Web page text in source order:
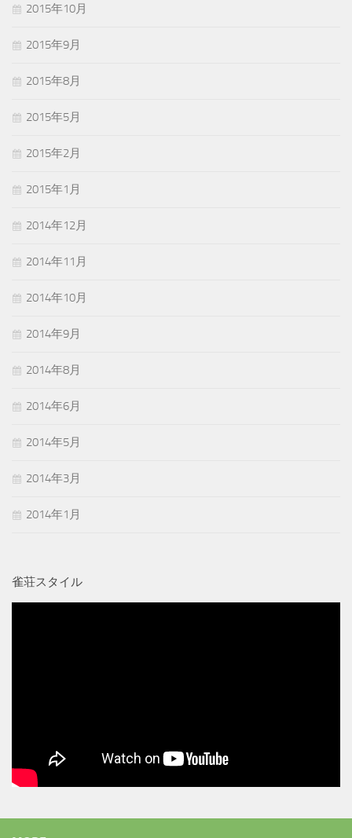
2015年10月
2015年9月
2015年8月
2015年5月
2015年2月
2015年1月
2014年12月
2014年11月
2014年10月
2014年9月
2014年8月
2014年6月
2014年5月
2014年3月
2014年1月
雀荘スタイル